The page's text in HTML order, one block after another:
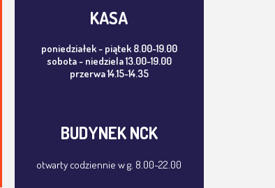
KASA
poniedziałek - piątek 8.00-19.00
sobota - niedziela 13.00-19.00
przerwa 14.15-14.35
BUDYNEK NCK
otwarty codziennie w g. 8.00-22.00